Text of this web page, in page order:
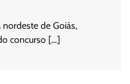
de Goiás,
concurso […]